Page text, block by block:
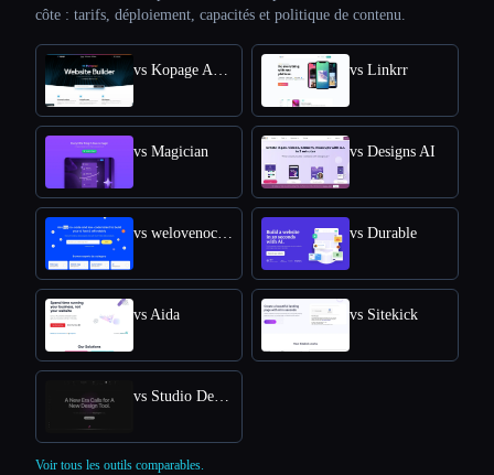
côte : tarifs, déploiement, capacités et politique de contenu.
vs Kopage AI Website Builder vs Linkrr
vs Magician vs Designs AI
vs welovenocode vs Durable
vs Aida vs Sitekick
vs Studio Design
Voir tous les outils comparables.